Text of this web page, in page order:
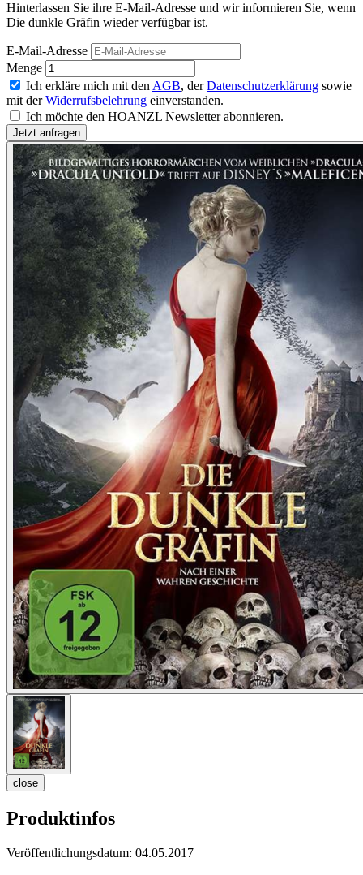
Hinterlassen Sie ihre E-Mail-Adresse und wir informieren Sie, wenn
Die dunkle Gräfin wieder verfügbar ist.
E-Mail-Adresse
Menge
Ich erkläre mich mit den AGB, derDatenschutzerklärung sowie
mit derWiderrufsbelehrung einverstanden.
Ich möchte den HOANZL Newsletter abonnieren.
close
Produktinfos
Veröffentlichungsdatum: 04.05.2017